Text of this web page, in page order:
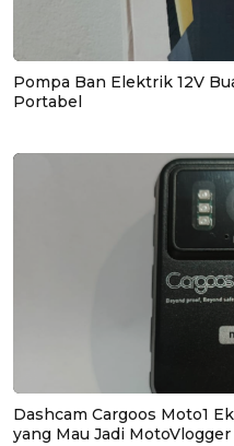
Pompa Ban Elektrik 12V
Portabel
Dashcam Cargoos Moto1
yang Mau Jadi MotoVlogger